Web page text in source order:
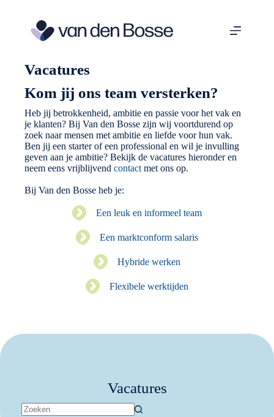
Vacatures
Kom jij ons team versterken?
Heb jij betrokkenheid, ambitie en passie voor het vak en
je klanten? Bij Van den Bosse zijn wij voortdurend op
zoek naar mensen met ambitie en liefde voor hun vak.
Ben jij een starter of een professional en wil je invulling
geven aan je ambitie? Bekijk de vacatures hieronder en
neem eens vrijblijvendcontact met ons op.
Bij Van den Bosse heb je:
Een leuk en informeel team
Een marktconform salaris
Hybride werken
Flexibele werktijden
Vacatures